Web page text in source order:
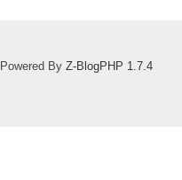
Powered By Z-BlogPHP 1.7.4